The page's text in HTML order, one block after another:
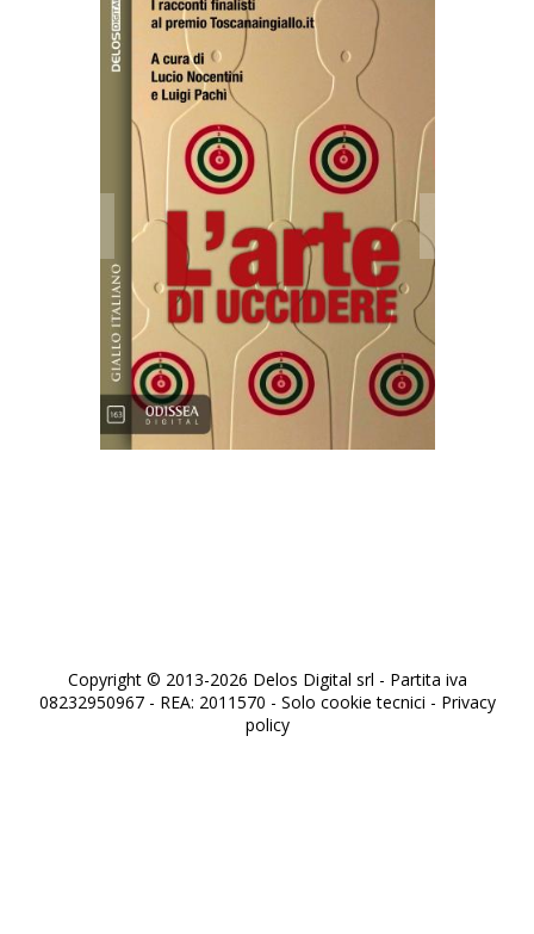
Copyright © 2013-2026 Delos Digital srl - Partita iva
08232950967 - REA: 2011570 - Solo cookie tecnici - Privacy
policy